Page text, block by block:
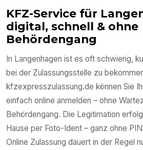
KFZ-Service für
digital, schnell & ohne
Behördengang
In Langenhagen ist es oft schwierig,
bei der Zulassungsstelle zu
kfzexpresszulassung.de können Sie
einfach online anmelden – ohne
Behördengang. Die Legitimation
Hause per Foto-Ident – ganz ohne
Online Zulassung dauert in der Regel